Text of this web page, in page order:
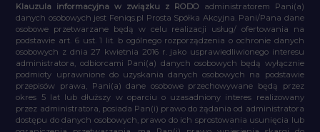
Klauzula informacyjna w związku z RODO administratorem Pani(a)
danych osobowych jest Feniqs.pl Prosta Spółka Akcyjna. Pani/Pana dane
osobowe przetwarzane będą w celu realizacji usług/ ofertowania na
podstawie art. 6 ust. 1 lit. b ogólnego rozporządzenia o ochronie danych
osobowych z dnia 27 kwietnia 2016 r. jako usprawiedliwionego interesu
administratora, odbiorcami Pani(a) danych osobowych będą wyłącznie
podmioty uprawnione do uzyskania danych osobowych na podstawie
przepisów prawa, Pani(a) dane osobowe przechowywane będą przez
okres 5 lat lub dłuższy w oparciu o uzasadniony interes realizowany
przez administratora, posiada Pan(i) prawo do żądania od administratora
dostępu do danych osobowych, prawo do ich sprostowania usunięcia lub